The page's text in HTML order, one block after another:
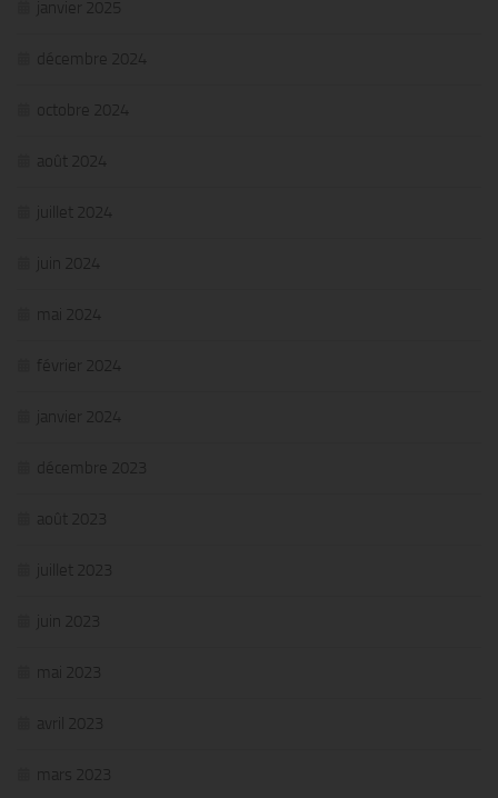
janvier 2025
décembre 2024
octobre 2024
août 2024
juillet 2024
juin 2024
mai 2024
février 2024
janvier 2024
décembre 2023
août 2023
juillet 2023
juin 2023
mai 2023
avril 2023
mars 2023